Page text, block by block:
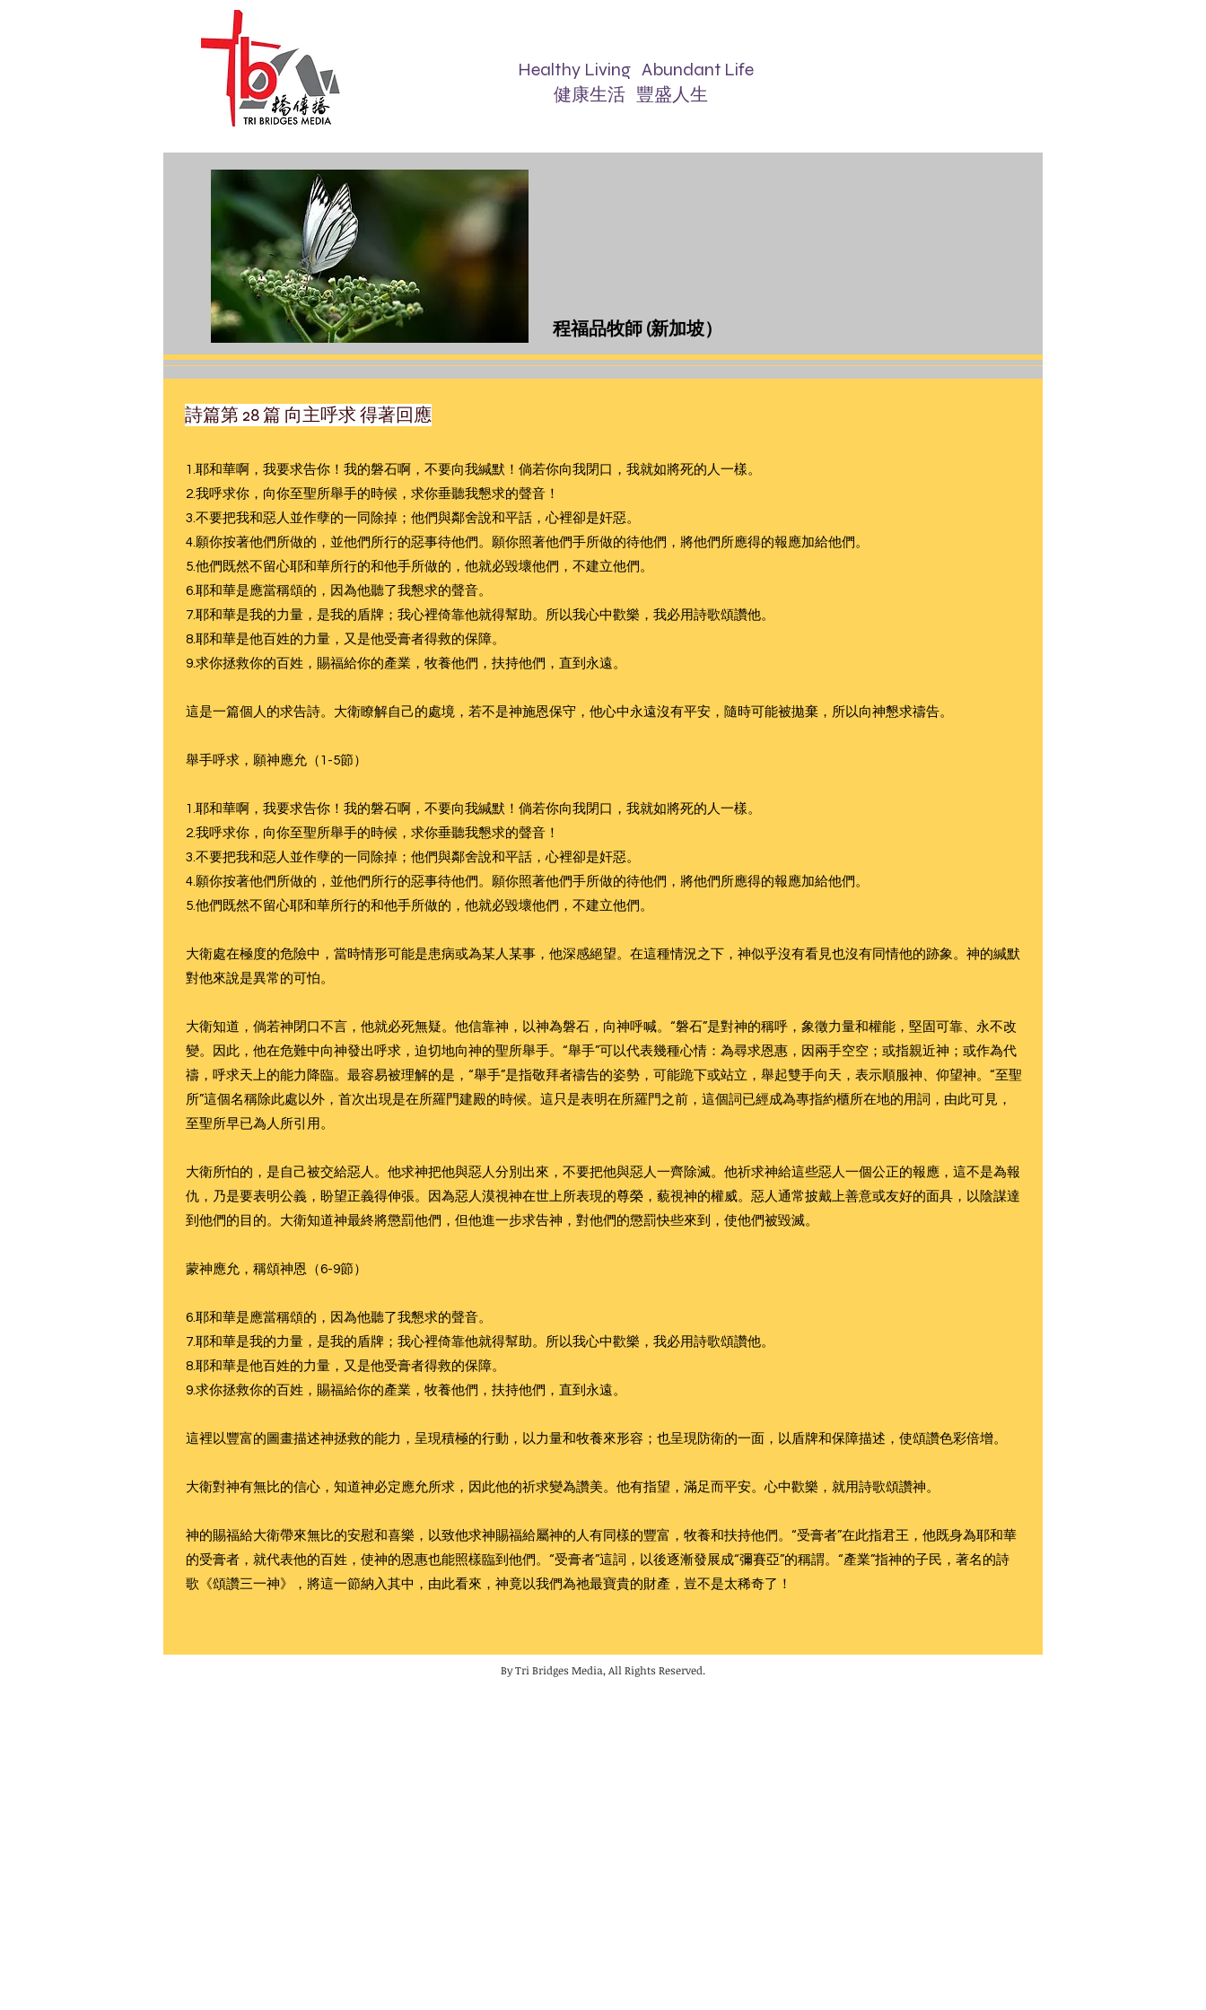
Healthy Living Abundant Life
健康生活 豐盛人生
程福品牧師 (新加坡）
詩篇第 28 篇 向主呼求 得著回應
1.耶和華啊，我要求告你！我的磐石啊，不要向我緘默！倘若你向我閉口，我就如將死的人一樣。
2.我呼求你，向你至聖所舉手的時候，求你垂聽我懇求的聲音！
3.不要把我和惡人並作孽的一同除掉；他們與鄰舍說和平話，心裡卻是奸惡。
4.願你按著他們所做的，並他們所行的惡事待他們。願你照著他們手所做的待他們，將他們所應得的報應加給他們。
5.他們既然不留心耶和華所行的和他手所做的，他就必毀壞他們，不建立他們。
6.耶和華是應當稱頌的，因為他聽了我懇求的聲音。
7.耶和華是我的力量，是我的盾牌；我心裡倚靠他就得幫助。所以我心中歡樂，我必用詩歌頌讚他。
8.耶和華是他百姓的力量，又是他受膏者得救的保障。
9.求你拯救你的百姓，賜福給你的產業，牧養他們，扶持他們，直到永遠。
這是一篇個人的求告詩。大衛瞭解自己的處境，若不是神施恩保守，他心中永遠沒有平安，隨時可能被拋棄，所以向神懇求禱告。
舉手呼求，願神應允（1-5節）
1.耶和華啊，我要求告你！我的磐石啊，不要向我緘默！倘若你向我閉口，我就如將死的人一樣。
2.我呼求你，向你至聖所舉手的時候，求你垂聽我懇求的聲音！
3.不要把我和惡人並作孽的一同除掉；他們與鄰舍說和平話，心裡卻是奸惡。
4.願你按著他們所做的，並他們所行的惡事待他們。願你照著他們手所做的待他們，將他們所應得的報應加給他們。
5.他們既然不留心耶和華所行的和他手所做的，他就必毀壞他們，不建立他們。
大衛處在極度的危險中，當時情形可能是患病或為某人某事，他深感絕望。在這種情況之下，神似乎沒有看見也沒有同情他的跡象。神的緘默
對他來說是異常的可怕。
大衛知道，倘若神閉口不言，他就必死無疑。他信靠神，以神為磐石，向神呼喊。“磐石”是對神的稱呼，象徵力量和權能，堅固可靠、永不改
變。因此，他在危難中向神發出呼求，迫切地向神的聖所舉手。“舉手”可以代表幾種心情：為尋求恩惠，因兩手空空；或指親近神；或作為代
禱，呼求天上的能力降臨。最容易被理解的是，“舉手”是指敬拜者禱告的姿勢，可能跪下或站立，舉起雙手向天，表示順服神、仰望神。“至聖
所”這個名稱除此處以外，首次出現是在所羅門建殿的時候。這只是表明在所羅門之前，這個詞已經成為專指約櫃所在地的用詞，由此可見，
至聖所早已為人所引用。
大衛所怕的，是自己被交給惡人。他求神把他與惡人分別出來，不要把他與惡人一齊除滅。他祈求神給這些惡人一個公正的報應，這不是為報
仇，乃是要表明公義，盼望正義得伸張。因為惡人漠視神在世上所表現的尊榮，藐視神的權威。惡人通常披戴上善意或友好的面具，以陰謀達
到他們的目的。大衛知道神最終將懲罰他們，但他進一步求告神，對他們的懲罰快些來到，使他們被毀滅。
蒙神應允，稱頌神恩（6-9節）
6.耶和華是應當稱頌的，因為他聽了我懇求的聲音。
7.耶和華是我的力量，是我的盾牌；我心裡倚靠他就得幫助。所以我心中歡樂，我必用詩歌頌讚他。
8.耶和華是他百姓的力量，又是他受膏者得救的保障。
9.求你拯救你的百姓，賜福給你的產業，牧養他們，扶持他們，直到永遠。
這裡以豐富的圖畫描述神拯救的能力，呈現積極的行動，以力量和牧養來形容；也呈現防衛的一面，以盾牌和保障描述，使頌讚色彩倍增。
大衛對神有無比的信心，知道神必定應允所求，因此他的祈求變為讚美。他有指望，滿足而平安。心中歡樂，就用詩歌頌讚神。
神的賜福給大衛帶來無比的安慰和喜樂，以致他求神賜福給屬神的人有同樣的豐富，牧養和扶持他們。“受膏者”在此指君王，他既身為耶和華
的受膏者，就代表他的百姓，使神的恩惠也能照樣臨到他們。“受膏者”這詞，以後逐漸發展成“彌賽亞”的稱謂。“產業”指神的子民，著名的詩
歌《頌讚三一神》，將這一節納入其中，由此看來，神竟以我們為祂最寶貴的財產，豈不是太稀奇了！
By Tri Bridges Media, All Rights Reserved.